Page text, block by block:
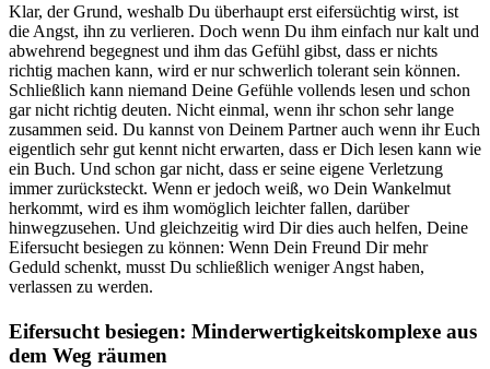
Klar, der Grund, weshalb Du überhaupt erst eifersüchtig wirst, ist
die Angst, ihn zu verlieren. Doch wenn Du ihm einfach nur kalt und
abwehrend begegnest und ihm das Gefühl gibst, dass er nichts
richtig machen kann, wird er nur schwerlich tolerant sein können.
Schließlich kann niemand Deine Gefühle vollends lesen und schon
gar nicht richtig deuten. Nicht einmal, wenn ihr schon sehr lange
zusammen seid. Du kannst von Deinem Partner auch wenn ihr Euch
eigentlich sehr gut kennt nicht erwarten, dass er Dich lesen kann wie
ein Buch. Und schon gar nicht, dass er seine eigene Verletzung
immer zurücksteckt. Wenn er jedoch weiß, wo Dein Wankelmut
herkommt, wird es ihm womöglich leichter fallen, darüber
hinwegzusehen. Und gleichzeitig wird Dir dies auch helfen, Deine
Eifersucht besiegen zu können: Wenn Dein Freund Dir mehr
Geduld schenkt, musst Du schließlich weniger Angst haben,
verlassen zu werden.
Eifersucht besiegen: Minderwertigkeitskomplexe aus
dem Weg räumen